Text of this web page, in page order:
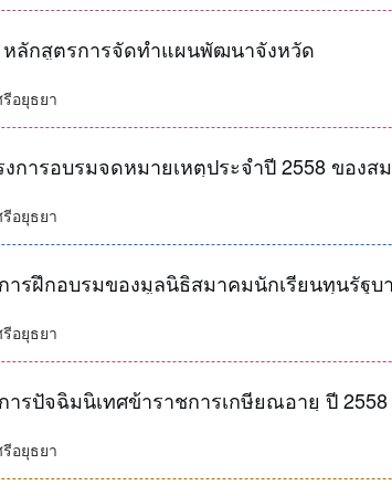
หลักสูตรการจัดทำแผนพัฒนาจังหวัด
อยุธยา
งการอบรมจดหมายเหตุประจำปี 2558 ของ
อยุธยา
ารฝึกอบรมของมูลนิธิสมาคมนักเรียนทุนรัฐบ
อยุธยา
ารปัจฉิมนิเทศข้าราชการเกษียณอายุ ปี 2558
อยุธยา